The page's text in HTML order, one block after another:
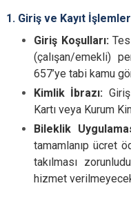
1. Giriş ve Kayıt
Giriş Koşulları:
(çalışan/emekli)
657’ye tabi kamu
Kimlik İbrazı:
Kartı veya Kurum
Bileklik
tamamlanıp ücret
takılması
hizmet